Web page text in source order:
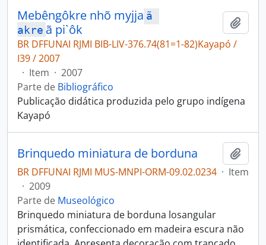
Mebêngôkre nhõ myjja ã
akre ã pi`ôk
BR DFFUNAI RJMI BIB-LIV-376.74(81=1-82)Kayapó /
I39 / 2007
· Item · 2007
Parte de Bibliográfico
Publicação didática produzida pelo grupo indígena
Kayapó
Brinquedo miniatura de borduna
BR DFFUNAI RJMI MUS-MNPI-ORM-09.02.0234 · Item
· 2009
Parte de Museológico
Brinquedo miniatura de borduna losangular
prismática, confeccionado em madeira escura não